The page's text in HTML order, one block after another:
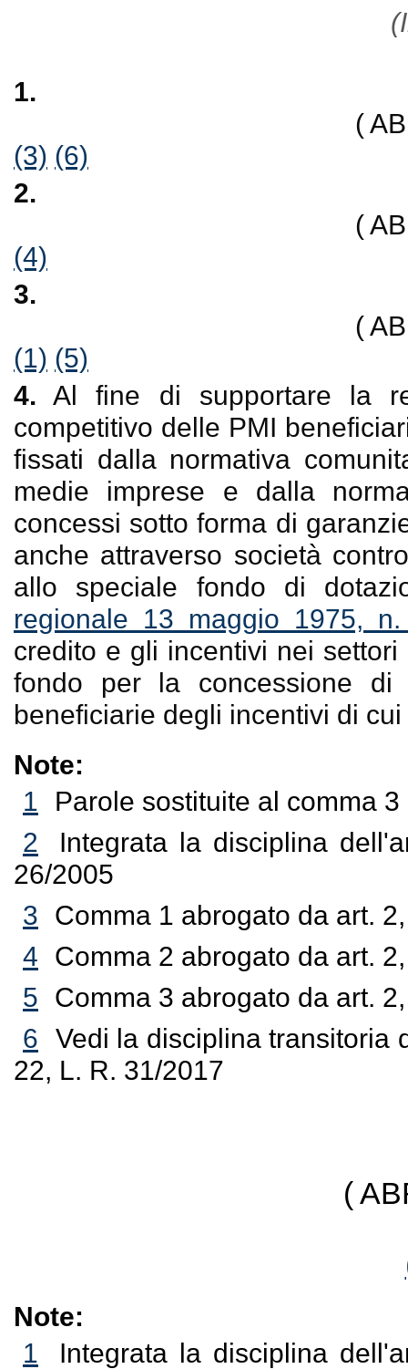
1.
(
(3) (6)
2.
(
(4)
3.
(
(1) (5)
4. Al fine di supportare la
competitivo delle PMI
fissati dalla normativa
medie imprese e dalla
concessi sotto forma di
anche attraverso società
allo speciale fondo di
regionale 13 maggio 1975,
credito e gli incentivi nei
fondo per la concessione di
beneficiarie degli incentivi di
Note:
1
Parole sostituite al comma
2
Integrata la disciplina
26/2005
3 Comma 1 abrogato da art.
4 Comma 2 abrogato da art.
5 Comma 3 abrogato da art.
6 Vedi la disciplina transitoria
22, L. R. 31/2017
(
Note:
1
Integrata la disciplina